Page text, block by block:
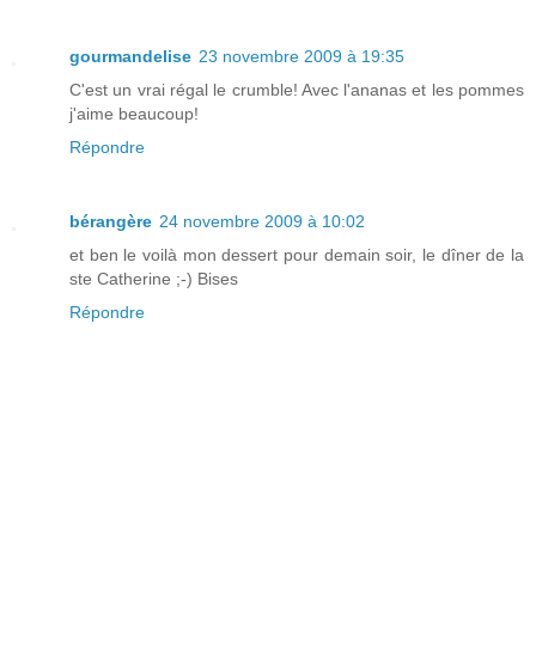
gourmandelise 23 novembre 2009 à 19:35
C'est un vrai régal le crumble! Avec l'ananas et les pommes
j'aime beaucoup!
Répondre
bérangère 24 novembre 2009 à 10:02
et ben le voilà mon dessert pour demain soir, le dîner de la
ste Catherine ;-) Bises
Répondre